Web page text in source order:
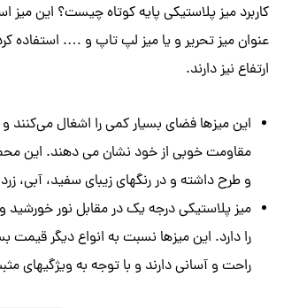
کاربرد میز پلاستیکی پایه کوتاه چیست؟ این میز
عنوان میز تحریر و یا میز لپ تاپ و …. استفاده
ارتفاع نیز دارند.
این میزها فضای بسیار کمی را اشغال می‌کنند
مقاومت خوبی از خود نشان می‌ دهند. این
و طرح داشته و در رنگهای زیبای سفید،
میز پلاستیکی درجه یک در مقابل نور
را دارد. این میزها نسبت به انواع دیگر قیمت
راحت و آسانی دارند و با توجه به ویژگیهای